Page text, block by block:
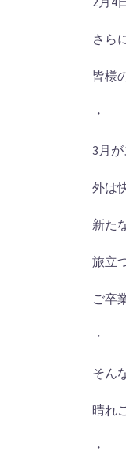
さら
皆様
・
3月
外は
新た
旅立
ご卒
・
そん
晴れ
・